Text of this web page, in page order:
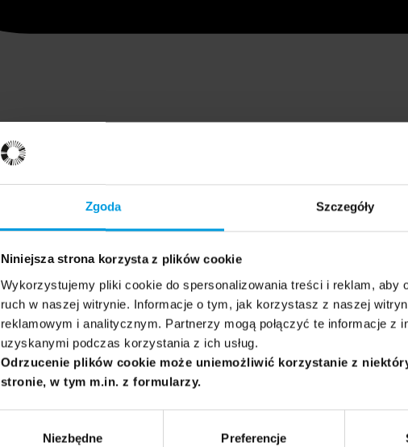
Zgoda Szczegóły
Niniejsza strona korzysta z plików cookie
Wykorzystujemy pliki cookie do spersonalizowania treści i reklam, aby
ruch w naszej witrynie. Informacje o tym, jak korzystasz z naszej
reklamowym i analitycznym. Partnerzy mogą połączyć te informacje z
uzyskanymi podczas korzystania z ich usług.
Odrzucenie plików cookie może uniemożliwić korzystanie z
stronie, w tym m.in. z formularzy.
Niezbędne Preferencje